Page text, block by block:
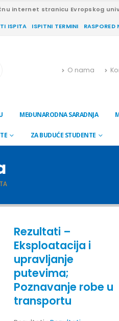
internet stranicu Evropskog
ISPITA ISPITNI TERMINI RASPORED
O nama
MEĐUNARODNA SARADNJA
ZA BUDUĆE STUDENTE
Rezultati –
Eksploatacija i
upravljanje
putevima;
Poznavanje robe u
transportu
Galić – rezultati ispita
Rešić – rezultati ispita